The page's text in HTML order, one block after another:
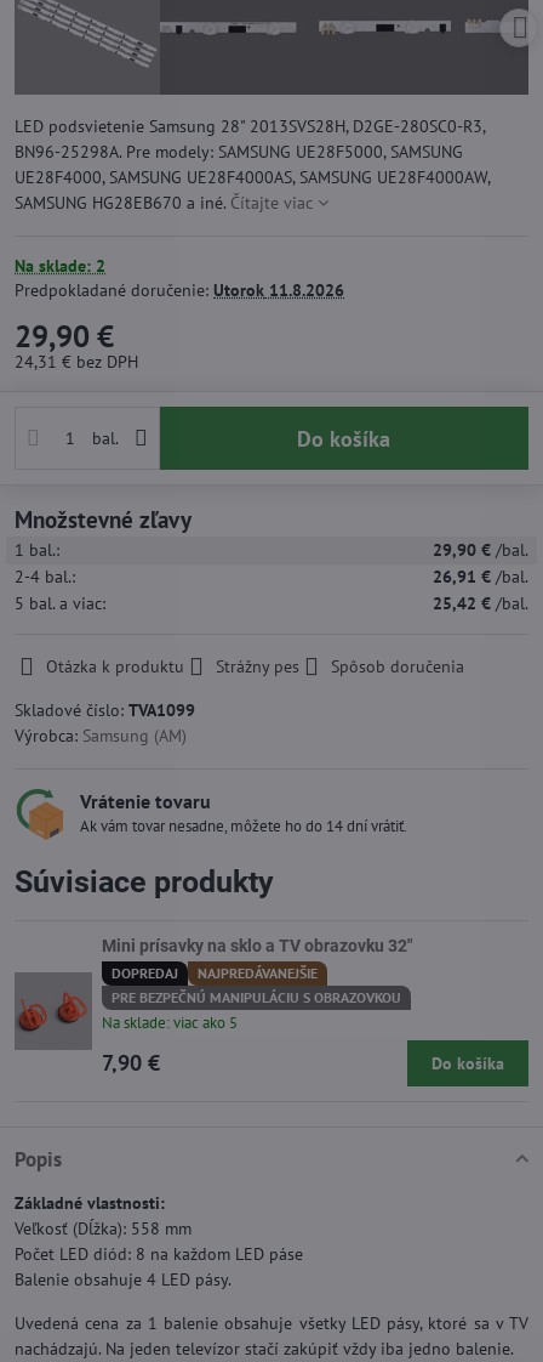
LED podsvietenie Samsung 28" 2013SVS28H, D2GE-280SC0-R3,
BN96-25298A. Pre modely: SAMSUNG UE28F5000, SAMSUNG
UE28F4000, SAMSUNG UE28F4000AS, SAMSUNG UE28F4000AW,
SAMSUNG HG28EB670 a iné. Čítajte viac
Na sklade: 2
Predpokladané doručenie: Utorok 11.8.2026
29,90 €
24,31 € bez DPH
bal. Do košíka
Množstevné zľavy
1 bal.: 29,90 € /bal.
2-4 bal.: 26,91 € /bal.
5 bal. a viac: 25,42 € /bal.
Otázka k produktu Strážny pes
Spôsob doručenia
Skladové číslo: TVA1099
Výrobca: Samsung (AM)
Vrátenie tovaru
Ak vám tovar nesadne, môžete ho do 14 dní vrátiť.
Popis
Základné vlastnosti:
Veľkosť (Dĺžka): 558 mm
Počet LED diód: 8 na každom LED páse
Balenie obsahuje 4 LED pásy.
Uvedená cena za 1 balenie obsahuje všetky LED pásy, ktoré sa v TV
nachádzajú. Na jeden televízor stačí zakúpiť vždy iba jedno balenie.
Súvisiace produkty
Mini prísavky na sklo a TV obrazovku 32"
DOPREDAJ
NAJPREDÁVANEJŠIE
PRE BEZPEČNÚ MANIPULÁCIU S OBRAZOVKOU
Na sklade: viac ako 5
7,90 € Do košíka